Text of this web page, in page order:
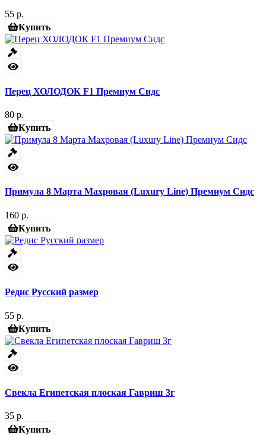
55 р.
Купить
Перец ХОЛОДОК F1 Премиум Сидс
80 р.
Купить
Примула 8 Марта Махровая (Luxury Line) Премиум Сидс
160 р.
Купить
Редис Русский размер
55 р.
Купить
Свекла Египетская плоская Гавриш 3г
35 р.
Купить